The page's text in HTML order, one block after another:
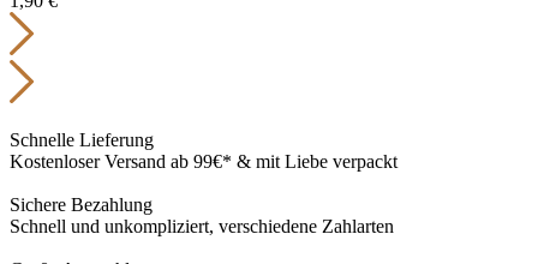
Schnelle Lieferung
Kostenloser Versand ab 99€* & mit Liebe verpackt
Sichere Bezahlung
Schnell und unkompliziert, verschiedene Zahlarten